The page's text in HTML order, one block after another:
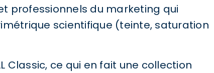
professionnels du marketing qui
scientifique (teinte, saturation
Classic, ce qui en fait une collection